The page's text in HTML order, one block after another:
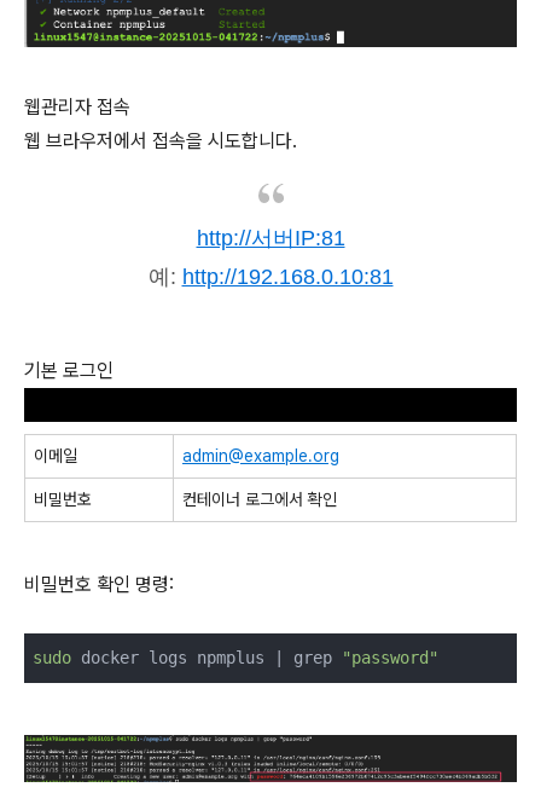
웹관리자 접속
웹 브라우저에서 접속을 시도합니다.
http://서버IP:81
예: http://192.168.0.10:81
기본 로그인
이메일 admin@example.org
비밀번호 컨테이너 로그에서 확인
비밀번호 확인 명령:
sudo docker logs npmplus | grep "password"